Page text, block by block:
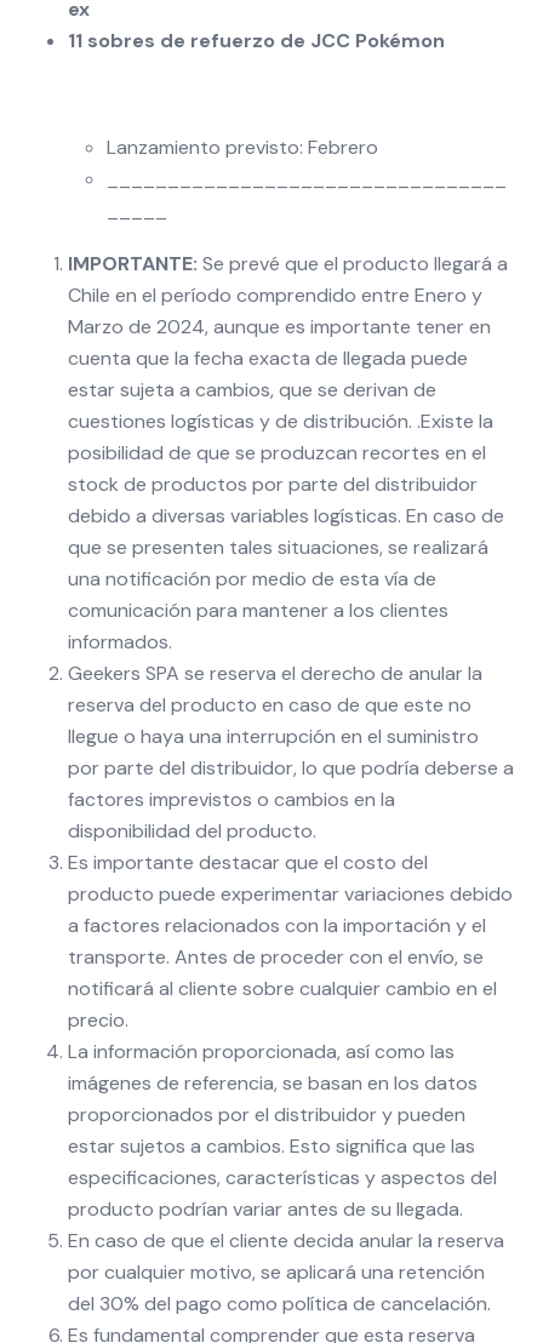
ex
11 sobres de refuerzo de JCC Pokémon
Lanzamiento previsto: Febrero
IMPORTANTE: Se prevé que el producto llegará a
Chile en el período comprendido entre Enero y
Marzo de 2024, aunque es importante tener en
cuenta que la fecha exacta de llegada puede
estar sujeta a cambios, que se derivan de
cuestiones logísticas y de distribución. .Existe la
posibilidad de que se produzcan recortes en el
stock de productos por parte del distribuidor
debido a diversas variables logísticas. En caso de
que se presenten tales situaciones, se realizará
una notificación por medio de esta vía de
comunicación para mantener a los clientes
informados.
Geekers SPA se reserva el derecho de anular la
reserva del producto en caso de que este no
llegue o haya una interrupción en el suministro
por parte del distribuidor, lo que podría deberse a
factores imprevistos o cambios en la
disponibilidad del producto.
Es importante destacar que el costo del
producto puede experimentar variaciones debido
a factores relacionados con la importación y el
transporte. Antes de proceder con el envío, se
notificará al cliente sobre cualquier cambio en el
precio.
La información proporcionada, así como las
imágenes de referencia, se basan en los datos
proporcionados por el distribuidor y pueden
estar sujetos a cambios. Esto significa que las
especificaciones, características y aspectos del
producto podrían variar antes de su llegada.
En caso de que el cliente decida anular la reserva
por cualquier motivo, se aplicará una retención
del 30% del pago como política de cancelación.
Es fundamental comprender que esta reserva